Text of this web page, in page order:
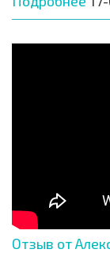
Отзыв от